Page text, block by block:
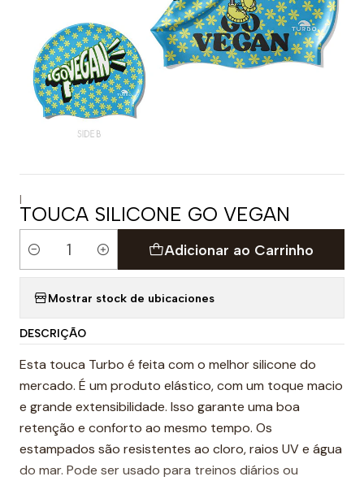
|
TOUCA SILICONE GO VEGAN
Quantidade
Adicionar ao Carrinho
Mostrar stock de ubicaciones
DESCRIÇÃO
Esta touca Turbo é feita com o melhor silicone do
mercado. É um produto elástico, com um toque macio
e grande extensibilidade. Isso garante uma boa
retenção e conforto ao mesmo tempo. Os
estampados são resistentes ao cloro, raios UV e água
do mar. Pode ser usado para treinos diários ou